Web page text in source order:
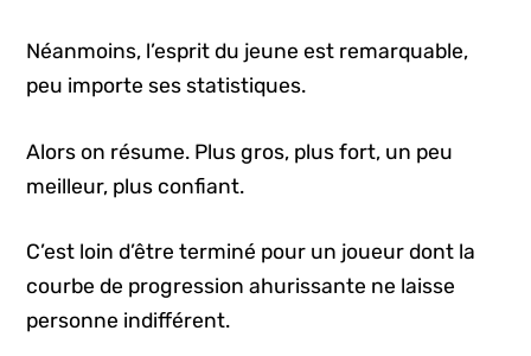
Néanmoins, l’esprit du jeune est remarquable,
peu importe ses statistiques.
Alors on résume. Plus gros, plus fort, un peu
meilleur, plus confiant.
C’est loin d’être terminé pour un joueur dont la
courbe de progression ahurissante ne laisse
personne indifférent.